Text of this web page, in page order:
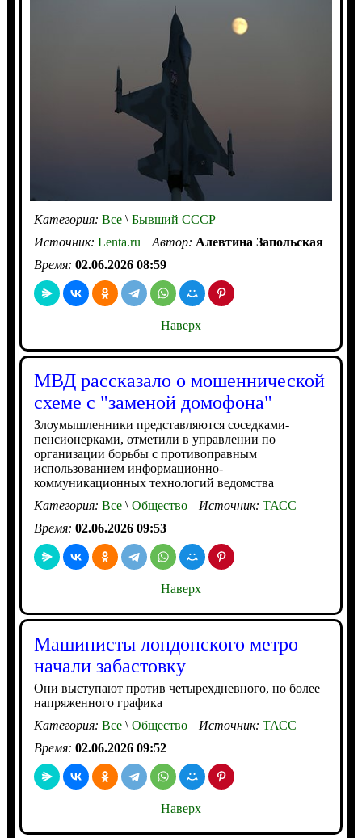
Категория: Все\Бывший СССР
Источник: Lenta.ru Автор: Алевтина Запольская
Время: 02.06.2026 08:59
Наверх
МВД рассказало о мошеннической
схеме с "заменой домофона"
Злоумышленники представляются соседками-
пенсионерками, отметили в управлении по
организации борьбы с противоправным
использованием информационно-
коммуникационных технологий ведомства
Категория: Все\Общество Источник: ТАСС
Время: 02.06.2026 09:53
Наверх
Машинисты лондонского метро
начали забастовку
Они выступают против четырехдневного, но более
напряженного графика
Категория: Все\Общество Источник: ТАСС
Время: 02.06.2026 09:52
Наверх